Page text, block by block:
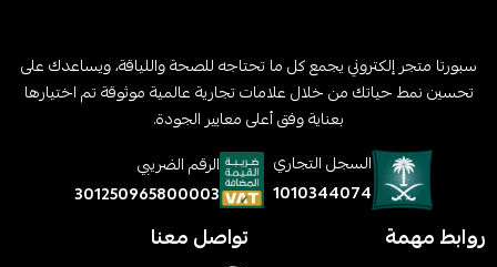
سبورتا متجر إلكتروني يجمع كل ما تحتاجه للصحة واللياقة، ويساعدك على
تحسين نمط حياتك من خلال علامات تجارية عالمية موثوقة تم اختيارها
بعناية وفق أعلى معايير الجودة.
السجل التجاري
1010344074
الرقم الضريبي
301250965800003
روابط مهمة تواصل معنا